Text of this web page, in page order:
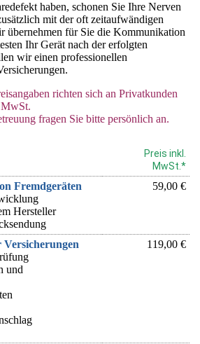
haben, schonen Sie Ihre Nerven
mit der oft zeitaufwändigen
übernehmen für Sie die Kommunikation
Ihr Gerät nach der erfolgten
wir einen professionellen
richten sich an Privatkunden
fragen Sie bitte persönlich an.
Preis inkl.
MwSt.*
Fremdgeräten
Hersteller
59,00 €
und
119,00 €